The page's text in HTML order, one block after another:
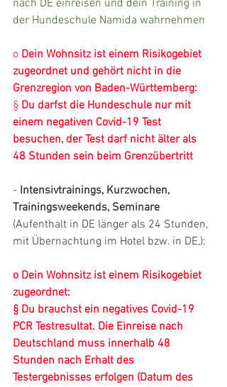
nach DE einreisen und dein Training in
der Hundeschule Namida wahrnehmen
o Dein Wohnsitz ist einem Risikogebiet
zugeordnet und gehört nicht in die
Grenzregion von Baden-Württemberg:
§ Du darfst die Hundeschule nur mit
einem negativen Covid-19 Test
besuchen, der Test darf nicht älter als
48 Stunden sein beim Grenzübertritt
- Intensivtrainings, Kurzwochen,
Trainingsweekends, Seminare
(Aufenthalt in DE länger als 24 Stunden,
mit Übernachtung im Hotel bzw. in DE,):
o Dein Wohnsitz ist einem Risikogebiet
zugeordnet:
§ Du brauchst ein negatives Covid-19
PCR Testresultat. Die Einreise nach
Deutschland muss innerhalb 48
Stunden nach Erhalt des
Testergebnisses erfolgen (Datum des